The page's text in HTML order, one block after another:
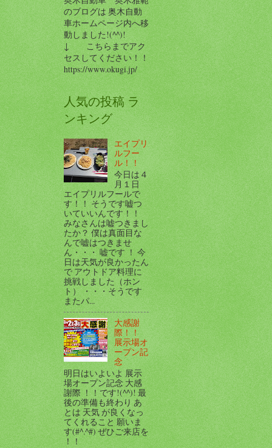
のブログは 奥木自動
車ホームページ内へ移
動しました!(^^)!
↓ こちらまでアク
セスしてください！！
https://www.okugi.jp/
人気の投稿 ラ
ンキング
エイプリ
ルフー
ル！！
今日は４
月１日
エイプリルフールで
す！！ そうです嘘つ
いていいんです！！
みなさんは嘘つきまし
たか？ 僕は真面目な
んで嘘はつきませ
ん・・・ 嘘です ！ 今
日は天気が良かったん
で アウトドア料理に
挑戦しました（ホン
ト） ・・・そうです
またパ...
大感謝
際！！
展示場オ
ープン記
念
明日はいよいよ 展示
場オープン記念 大感
謝際 ！！です!(^^)! 最
後の準備も終わり あ
とは 天気 が良くなっ
てくれること 願いま
す(#^.^#) ぜひご来店を
！！